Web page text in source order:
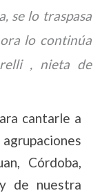
se lo traspasa
lo continúa
, nieta de
cantarle a
Córdoba,
de nuestra